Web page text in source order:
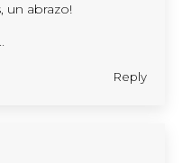
un abrazo!
Reply